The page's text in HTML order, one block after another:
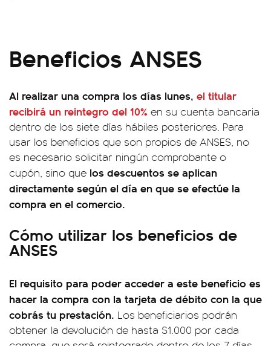
Beneficios ANSES
Al realizar una compra los días lunes, el titular
recibirá un reintegro del 10% en su cuenta bancaria
dentro de los siete días hábiles posteriores. Para
usar los beneficios que son propios de ANSES, no
es necesario solicitar ningún comprobante o
cupón, sino que los descuentos se aplican
directamente según el día en que se efectúe la
compra en el comercio.
Cómo utilizar los beneficios de
ANSES
El requisito para poder acceder a este beneficio es
hacer la compra con la tarjeta de débito con la que
cobrás tu prestación. Los beneficiarios podrán
obtener la devolución de hasta $1.000 por cada